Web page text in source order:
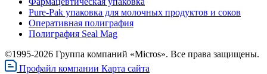
Pure-Pak упаковка для молочных продуктов и соков
Оперативная полиграфия
Полиграфия Seal Mag
©1995-2026 Группа компаний «Micros». Все права защищены.
Профайл компании Карта сайта